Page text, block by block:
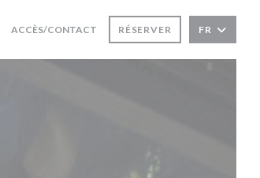
ACCÈS/CONTACT RÉSERVER FR